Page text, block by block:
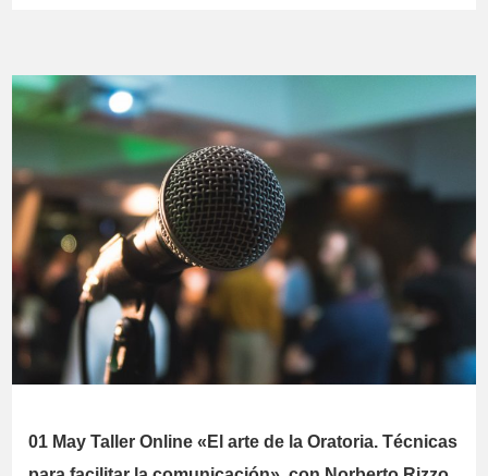
01 May Taller Online «El arte de la Oratoria. Técnicas